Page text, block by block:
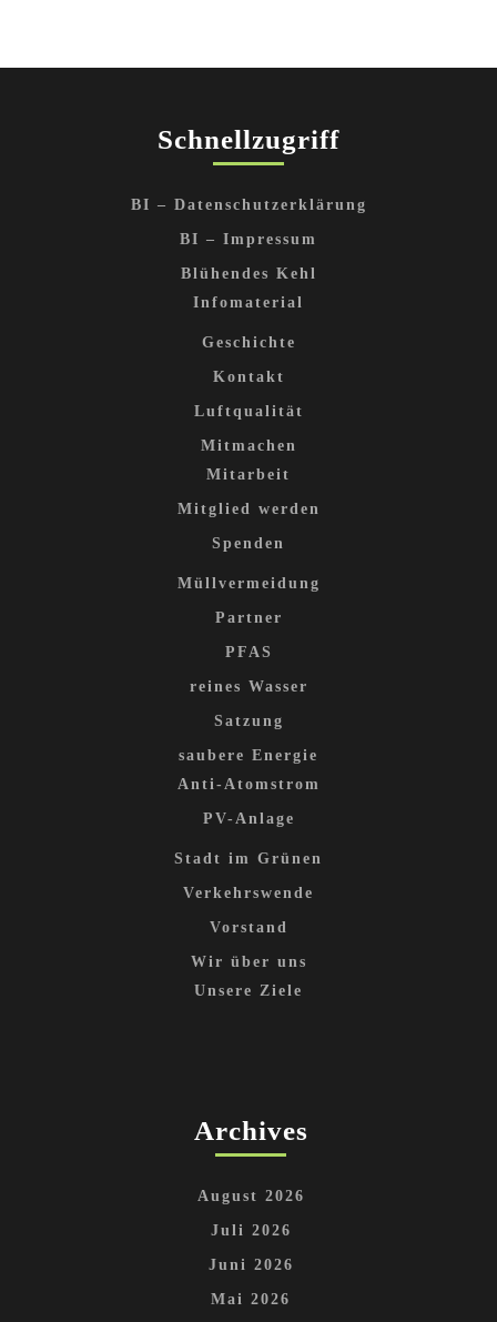
Schnellzugriff
BI – Datenschutzerklärung
BI – Impressum
Blühendes Kehl
Infomaterial
Geschichte
Kontakt
Luftqualität
Mitmachen
Mitarbeit
Mitglied werden
Spenden
Müllvermeidung
Partner
PFAS
reines Wasser
Satzung
saubere Energie
Anti-Atomstrom
PV-Anlage
Stadt im Grünen
Verkehrswende
Vorstand
Wir über uns
Unsere Ziele
Archives
August 2026
Juli 2026
Juni 2026
Mai 2026